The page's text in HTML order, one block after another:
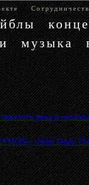
музыка
рока и металла
- «Who Deals